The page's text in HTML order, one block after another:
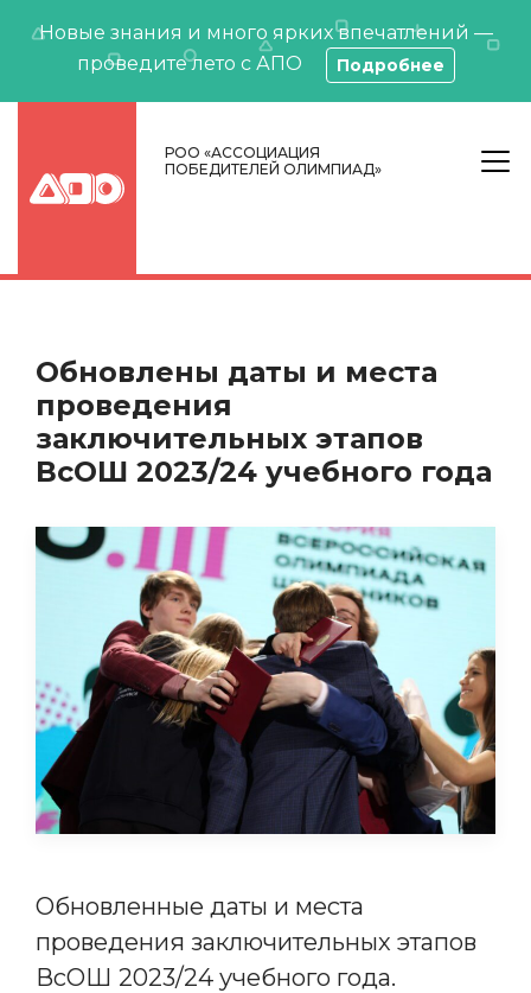
Новые знания и много ярких впечатлений —
проведите лето с АПО
Подробнее
РОО «АССОЦИАЦИЯ
ПОБЕДИТЕЛЕЙ ОЛИМПИАД»
Обновлены даты и места
проведения
заключительных этапов
ВсОШ 2023/24 учебного года
Обновленные даты и места
проведения заключительных этапов
ВсОШ 2023/24 учебного года.